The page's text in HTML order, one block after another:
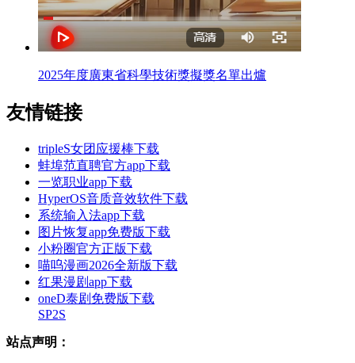
2025年度廣東省科學技術獎擬獎名單出爐
友情链接
tripleS女团应援棒下载
蚌埠范直聘官方app下载
一览职业app下载
HyperOS音质音效软件下载
系统输入法app下载
图片恢复app免费版下载
小粉圈官方正版下载
喵呜漫画2026全新版下载
红果漫剧app下载
oneD泰剧免费版下载
SP2S
站点声明：